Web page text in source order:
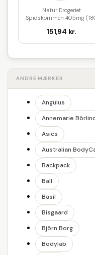
Natur Drogeriet
Spidskommen 405mg
151,94 kr.
ANDRE MÆRKER
Angulus
Annemarie
Asics
Australian
Backpack
Ball
Basil
Bisgaard
Björn Borg
Bodylab